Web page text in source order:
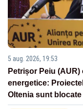
5 aug. 2026, 19:53
Petrișor Peiu
energetice:
Oltenia sunt